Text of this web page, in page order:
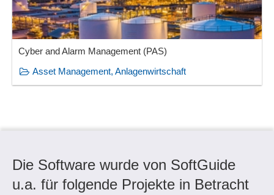
Cyber and Alarm Management (PAS)
Asset Management, Anlagenwirtschaft
Die Software wurde von SoftGuide
u.a. für folgende Projekte in Betracht